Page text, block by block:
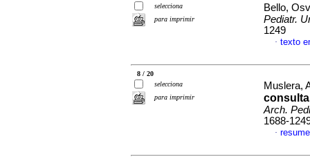
selecciona
para imprimir
Bello,
Pediatr.
1249
· texto
8 / 20
selecciona
para imprimir
Muslera,
Arch.
1688-
·